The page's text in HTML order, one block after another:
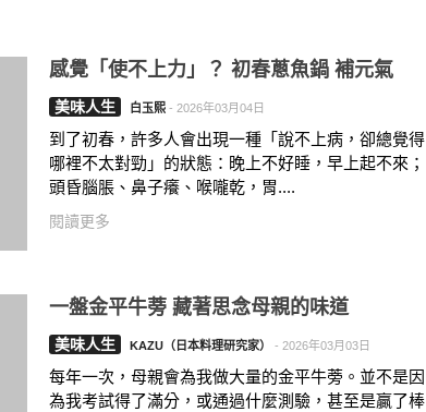
感覺「使不上力」？ 初春蔥魚鍋 補元氣
美味人生 白玉熙 - 2026年03月04日
到了初春，許多人會出現一種「說不上病，卻總覺得
哪裡不太對勁」的狀態：晚上不好睡，早上起不來；
頭昏腦脹、鼻子癢、喉嚨乾，胃....
閱讀更多
一盤金平牛蒡 藏著思念母親的味道
美味人生 KAZU（日本料理研究家） - 2026年03月03日
每年一次，母親會為我做大量的金平牛蒡。並不是因
為我考試得了滿分，或通過什麼測驗，甚至是贏了棒